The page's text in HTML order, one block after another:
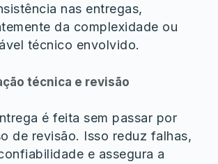
nas entregas,
da complexidade ou
técnico envolvido.
técnica e revisão
é feita sem passar por
de revisão. Isso reduz falhas,
e assegura a